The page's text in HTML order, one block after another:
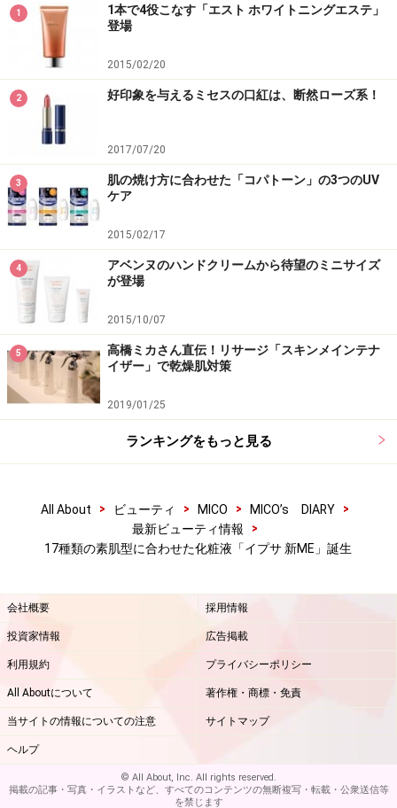
1
1本で4役こなす「エスト ホワイトニングエステ」
登場
2015/02/20
2 好印象を与えるミセスの口紅は、断然ローズ系！
2017/07/20
3
肌の焼け方に合わせた「コパトーン」の3つのUV
ケア
2015/02/17
4
アベンヌのハンドクリームから待望のミニサイズ
が登場
2015/10/07
5
高橋ミカさん直伝！リサージ「スキンメインテナ
イザー」で乾燥肌対策
2019/01/25
ランキングをもっと見る
All About > ビューティ > MICO > MICO’s DIARY
>
最新ビューティ情報
>
17種類の素肌型に合わせた化粧液「イプサ 新ME」誕生
会社概要 採用情報
投資家情報 広告掲載
利用規約 プライバシーポリシー
All Aboutについて 著作権・商標・免責
当サイトの情報についての注意 サイトマップ
ヘルプ
© All About, Inc. All rights reserved.
掲載の記事・写真・イラストなど、すべてのコンテンツの無断複写・転載・公衆送信等
を禁じます